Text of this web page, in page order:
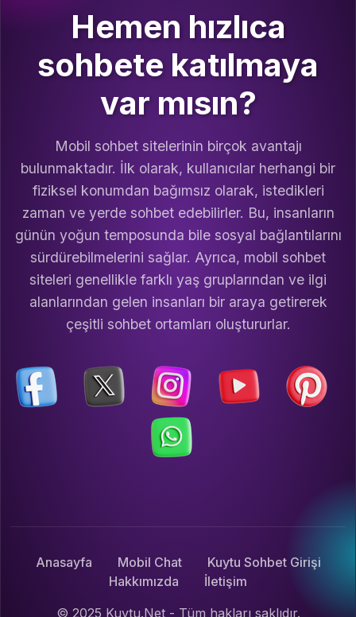
Hemen hızlıca
sohbete katılmaya
var mısın?
Mobil sohbet sitelerinin birçok avantajı
bulunmaktadır. İlk olarak, kullanıcılar herhangi bir
fiziksel konumdan bağımsız olarak, istedikleri
zaman ve yerde sohbet edebilirler. Bu, insanların
günün yoğun temposunda bile sosyal bağlantılarını
sürdürebilmelerini sağlar. Ayrıca, mobil sohbet
siteleri genellikle farklı yaş gruplarından ve ilgi
alanlarından gelen insanları bir araya getirerek
çeşitli sohbet ortamları oluştururlar.
Anasayfa Mobil Chat
Kuytu Sohbet Girişi
Hakkımızda
İletişim
© 2025 Kuytu.Net - Tüm hakları saklıdır.